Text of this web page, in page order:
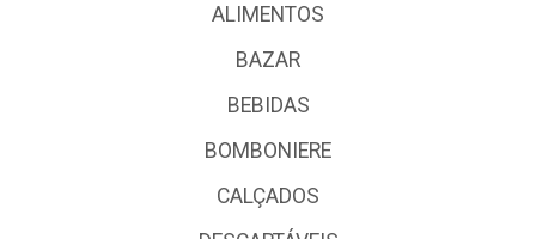
ALIMENTOS
BAZAR
BEBIDAS
BOMBONIERE
CALÇADOS